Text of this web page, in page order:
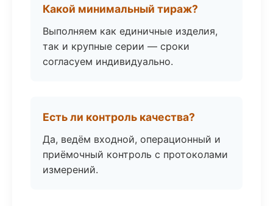
Какой минимальный тираж?
Выполняем как единичные изделия,
так и крупные серии — сроки
согласуем индивидуально.
Есть ли контроль качества?
Да, ведём входной, операционный и
приёмочный контроль с протоколами
измерений.